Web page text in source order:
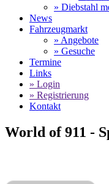
» Diebstahl
News
Fahrzeugmarkt
» Angebote
» Gesuche
Termine
Links
» Login
» Registrierung
Kontakt
World of 911 -